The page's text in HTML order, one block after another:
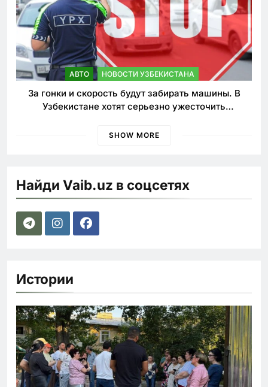
АВТО НОВОСТИ УЗБЕКИСТАНА
За гонки и скорость будут забирать машины. В
Узбекистане хотят серьезно ужесточить
SHOW MORE
Найди Vaib.uz в соцсетях
Истории